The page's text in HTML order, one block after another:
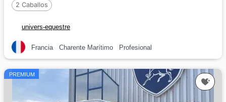
2 Caballos
univers-equestre
Francia Charente Marítimo Profesional
PREMIUM